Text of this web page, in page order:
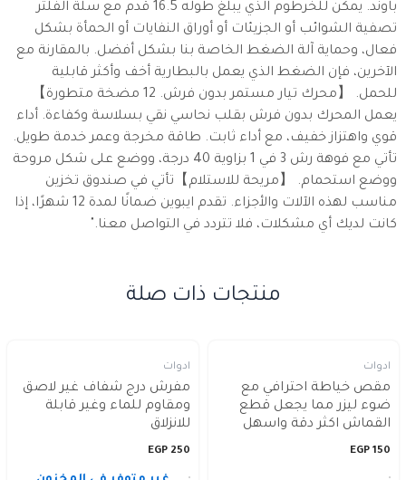
باوند. يمكن للخرطوم الذي يبلغ طوله 16.5 قدم مع سلة الفلتر
تصفية الشوائب أو الجزيئات أو أوراق النفايات أو الحمأة بشكل
فعال، وحماية آلة الضغط الخاصة بنا بشكل أفضل. بالمقارنة مع
الآخرين، فإن الضغط الذي يعمل بالبطارية أخف وأكثر قابلية
للحمل. 【محرك تيار مستمر بدون فرش. 12 مضخة متطورة】
يعمل المحرك بدون فرش بقلب نحاسي نقي بسلاسة وكفاءة. أداء
قوي واهتزاز خفيف، مع أداء ثابت. طاقة مخرجة وعمر خدمة طويل.
تأتي مع فوهة رش 3 في 1 بزاوية 40 درجة، ووضع على شكل مروحة
ووضع استحمام. 【مريحة للاستلام】تأتي في صندوق تخزين
مناسب لهذه الآلات والأجزاء. تقدم ايبوين ضمانًا لمدة 12 شهرًا، إذا
كانت لديك أي مشكلات، فلا تتردد في التواصل معنا."
منتجات ذات صلة
ادوات
مقص خياطة احترافي مع
ضوء ليزر مما يجعل قطع
القماش اكثر دقة واسهل
150
EGP
ادوات
مفرش درج شفاف غير لاصق
ومقاوم للماء وغير قابلة
للانزلاق
250
EGP